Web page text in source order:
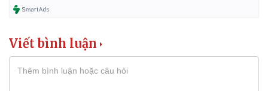
Viết bình luận